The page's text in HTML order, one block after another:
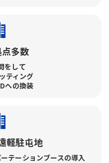
多数
をして​
ティング​
への換装
軽駐屯地
テーションブースの導入